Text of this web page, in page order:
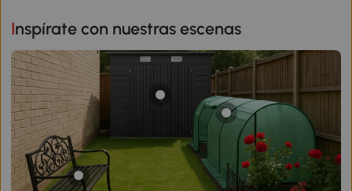
Inspírate con nuestras escenas